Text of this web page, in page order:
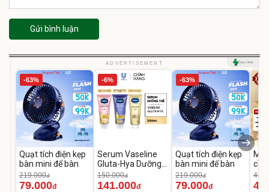
Gửi bình luận
ADVERTISEMENT
-63%
Quạt tích điện kẹp
bàn mini để bàn
219.000đ
79.000đ
-6%
Serum Vaseline
Gluta-Hya Dưỡng
Da Sáng Mịn Sau 7
Ngày
150.000đ
141.000đ
-63%
Quạt tích điện kẹp
bàn mini để bàn
219.000đ
79.000đ